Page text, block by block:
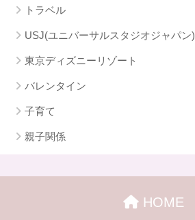
トラベル
USJ(ユニバーサルスタジオジャパン)
東京ディズニーリゾート
バレンタイン
子育て
親子関係
HOME